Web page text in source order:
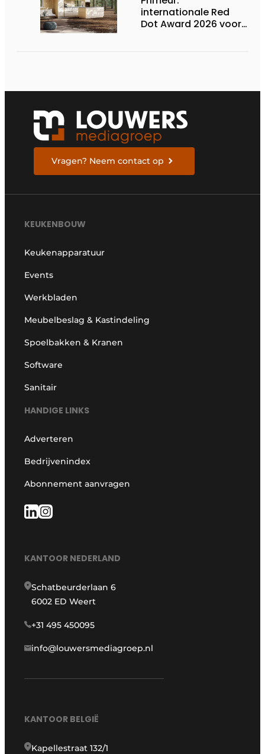
internationale Red
Dot Award 2026 voor
Vragen? Neem contact op
KEUKENBOUW
Keukenapparatuur
Events
Werkbladen
Meubelbeslag & Kastindeling
Spoelbakken & Kranen
Software
Sanitair
HANDIGE LINKS
Adverteren
Bedrijvenindex
Abonnement aanvragen
KANTOOR NEDERLAND
Schatbeurderlaan 6
6002 ED Weert
+31 495 450095
info@louwersmediagroep.nl
KANTOOR BELGIË
Kapellestraat 132/1